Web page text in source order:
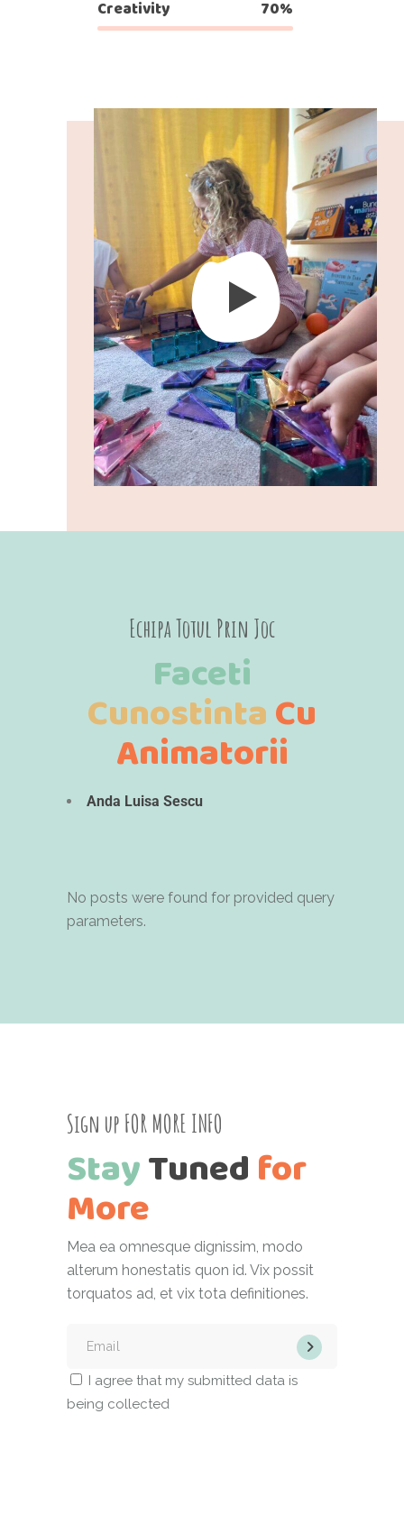
70%
Creativity
Echipa Totul Prin Joc
Faceti
CunostintaCu
Animatorii
Anda Luisa Sescu
No posts were found for provided query
parameters.
Sign up FOR MORE INFO
StayTuned for
More
Mea ea omnesque dignissim, modo
alterum honestatis quon id. Vix possit
torquatos ad, et vix tota definitiones.
I agree that my submitted data is
being collected